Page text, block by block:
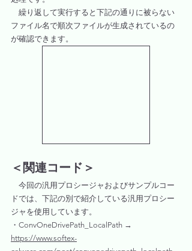
繰り返して実行すると下記の通りに被らない
ファイル名で順次ファイルが生成されているの
が確認できます。
＜関連コード＞
今回の汎用プロシージャおよびサンプルコー
ドでは、下記の別で紹介している汎用プロシー
ジャを使用しています。
・ConvOneDrivePath_LocalPath →
https://www.softex-